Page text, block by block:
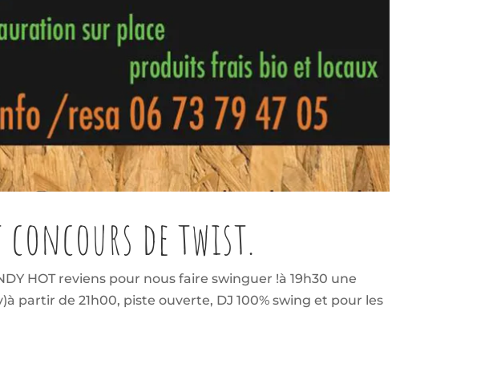
concours de twist.
HOT reviens pour nous faire swinguer !à 19h30 une
partir de 21h00, piste ouverte, DJ 100% swing et pour les